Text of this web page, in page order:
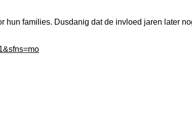
hun families. Dusdanig dat de invloed jaren later